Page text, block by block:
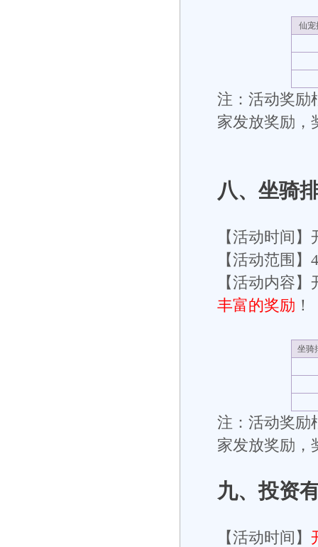
仙宠
注：活动奖励
家发放奖励，
八、坐骑
【活动时间
【活动范围】
【活动内容
丰富的奖励 ！
坐骑
注：活动奖励
家发放奖励，
九、投资
【活动时间】